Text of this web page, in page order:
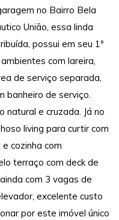
no Bairro Bela
União, essa linda
possui em seu 1º
com lareira,
de serviço separada,
banheiro de serviço.
natural e cruzada. Já no
living para curtir com
cozinha com
terraço com deck de
com 3 vagas de
excelente custo
por este imóvel único